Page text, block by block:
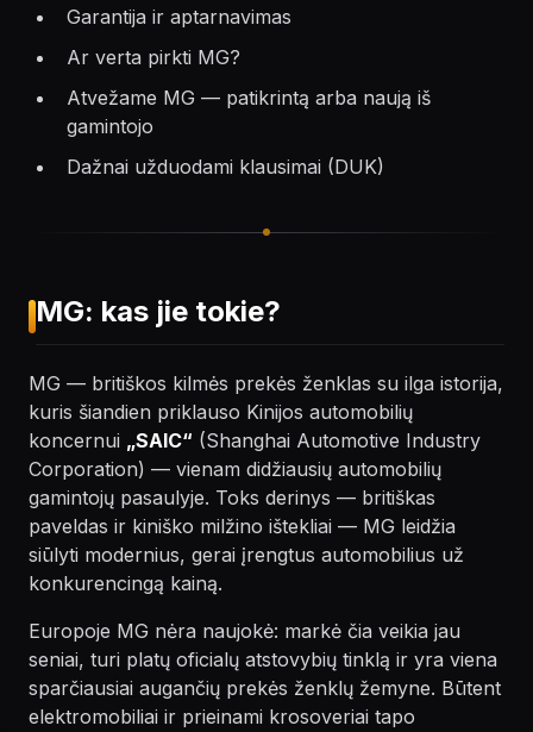
Garantija ir aptarnavimas
Ar verta pirkti MG?
Atvežame MG — patikrintą arba naują iš
gamintojo
Dažnai užduodami klausimai (DUK)
MG: kas jie tokie?
MG — britiškos kilmės prekės ženklas su ilga istorija,
kuris šiandien priklauso Kinijos automobilių
koncernui „SAIC“ (Shanghai Automotive Industry
Corporation) — vienam didžiausių automobilių
gamintojų pasaulyje. Toks derinys — britiškas
paveldas ir kiniško milžino ištekliai — MG leidžia
siūlyti modernius, gerai įrengtus automobilius už
konkurencingą kainą.
Europoje MG nėra naujokė: markė čia veikia jau
seniai, turi platų oficialų atstovybių tinklą ir yra viena
sparčiausiai augančių prekės ženklų žemyne. Būtent
elektromobiliai ir prieinami krosoveriai tapo